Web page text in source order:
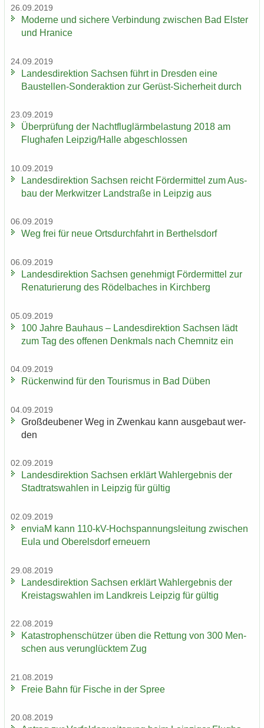
26.09.2019
Mo­der­ne und si­che­re Ver­bin­dung zwi­schen Bad Els­ter
und Hra­nice
24.09.2019
Lan­des­di­rek­ti­on Sach­sen führt in Dres­den eine
Baustellen-​Sonderaktion zur Gerüst-​Sicherheit durch
23.09.2019
Über­prü­fung der Nacht­flug­lärm­be­las­tung 2018 am
Flug­ha­fen Leip­zig/Halle ab­ge­schlos­sen
10.09.2019
Lan­des­di­rek­ti­on Sach­sen reicht För­der­mit­tel zum Aus­
bau der Merk­wit­zer Land­stra­ße in Leip­zig aus
06.09.2019
Weg frei für neue Orts­durch­fahrt in Bert­hels­dorf
06.09.2019
Lan­des­di­rek­ti­on Sach­sen ge­neh­migt För­der­mit­tel zur
Re­na­tu­rie­rung des Rö­del­ba­ches in Kirch­berg
05.09.2019
100 Jahre Bau­haus – Lan­des­di­rek­ti­on Sach­sen lädt
zum Tag des of­fe­nen Denk­mals nach Chem­nitz ein
04.09.2019
Rü­cken­wind für den Tou­ris­mus in Bad Düben
04.09.2019
Groß­deu­be­ner Weg in Zwenkau kann aus­ge­baut wer­
den
02.09.2019
Lan­des­di­rek­ti­on Sach­sen er­klärt Wahl­er­geb­nis der
Stadt­rats­wah­len in Leip­zig für gül­tig
02.09.2019
en­viaM kann 110-​kV-Hochspannungsleitung zwi­schen
Eula und Ober­els­dorf er­neu­ern
29.08.2019
Lan­des­di­rek­ti­on Sach­sen er­klärt Wahl­er­geb­nis der
Kreis­tags­wah­len im Land­kreis Leip­zig für gül­tig
22.08.2019
Ka­ta­stro­phen­schüt­zer üben die Ret­tung von 300 Men­
schen aus ver­un­glück­tem Zug
21.08.2019
Freie Bahn für Fi­sche in der Spree
20.08.2019